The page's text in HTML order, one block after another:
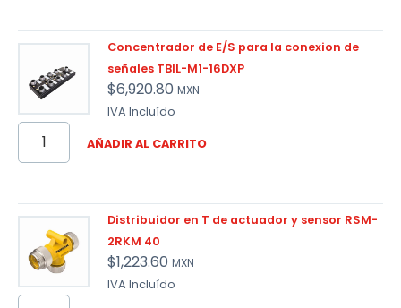
Concentrador de E/S para la conexion de
señales TBIL-M1-16DXP
$6,920.80 MXN
IVA Incluído
AÑADIR AL CARRITO
Distribuidor en T de actuador y sensor RSM-
2RKM 40
$1,223.60 MXN
IVA Incluído